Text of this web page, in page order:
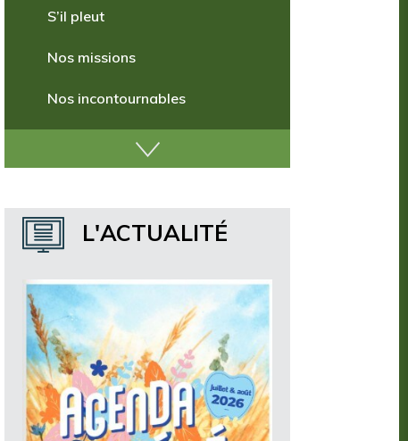
Comment venir ?
S’il pleut
Nos missions
Nos incontournables
Où dormir ?
L'ACTUALITÉ